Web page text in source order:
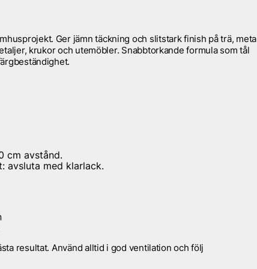
Ger jämn täckning och slitstark finish på trä,
krukor och utemöbler. Snabbtorkande formula som tål
cm avstånd.
avsluta med klarlack.
resultat. Använd alltid i god ventilation och följ